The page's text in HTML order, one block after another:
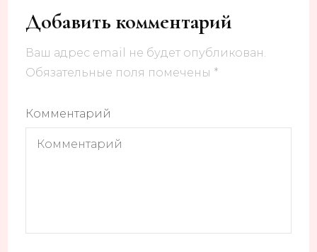
Добавить комментарий
Ваш адрес email не будет опубликован.
Обязательные поля помечены *
Комментарий